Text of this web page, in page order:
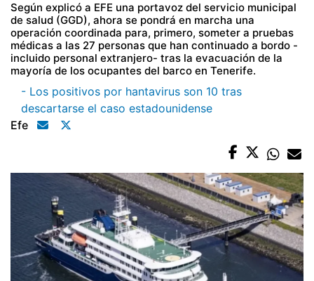
Según explicó a EFE una portavoz del servicio municipal
de salud (GGD), ahora se pondrá en marcha una
operación coordinada para, primero, someter a pruebas
médicas a las 27 personas que han continuado a bordo -
incluido personal extranjero- tras la evacuación de la
mayoría de los ocupantes del barco en Tenerife.
- Los positivos por hantavirus son 10 tras
descartarse el caso estadounidense
Efe